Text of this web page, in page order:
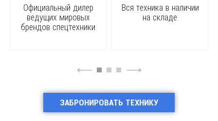
Официальный дилер
ведущих мировых
брендов спецтехники
Вся техника в наличии
на складе
4 6
ЗАБРОНИРОВАТЬ ТЕХНИКУ